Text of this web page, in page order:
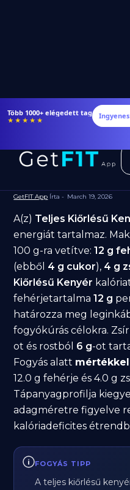
Több 1000+ elégedett tag
★★★★★
Teljes
fogyásra: jó
GetFIT App Írta - March 19, 2026
A(z) Teljes Kiőrlésű
energiát tartalmaz.
100 g-ra vetítve:12 g
(ebből 4 g cukor), 4 g
Kiőrlésű Kenyér
fehérjetartalma12 g
határozza meg
fogyókúrás célokra.
ot és rostból 6 g-ot
Fogyás alatt
12.0 g fehérje és 4.0 g
Tápanyagprofilja
adagméretre figyelve
kalóriadeficites
FOGYÁS TIPP
A teljes kiőrlésű